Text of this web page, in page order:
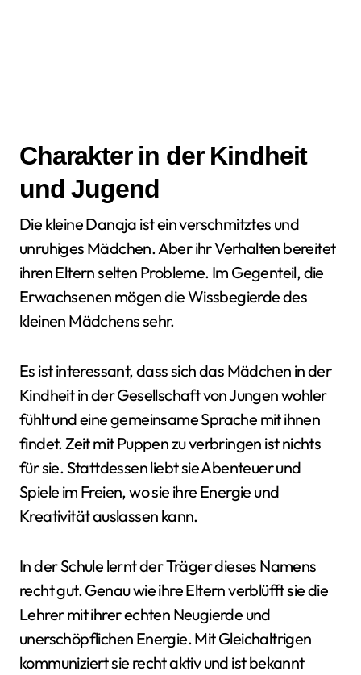
Charakter in der Kindheit
und Jugend
Die kleine Danaja ist ein verschmitztes und
unruhiges Mädchen. Aber ihr Verhalten bereitet
ihren Eltern selten Probleme. Im Gegenteil, die
Erwachsenen mögen die Wissbegierde des
kleinen Mädchens sehr.
Es ist interessant, dass sich das Mädchen in der
Kindheit in der Gesellschaft von Jungen wohler
fühlt und eine gemeinsame Sprache mit ihnen
findet. Zeit mit Puppen zu verbringen ist nichts
für sie. Stattdessen liebt sie Abenteuer und
Spiele im Freien, wo sie ihre Energie und
Kreativität auslassen kann.
In der Schule lernt der Träger dieses Namens
recht gut. Genau wie ihre Eltern verblüfft sie die
Lehrer mit ihrer echten Neugierde und
unerschöpflichen Energie. Mit Gleichaltrigen
kommuniziert sie recht aktiv und ist bekannt